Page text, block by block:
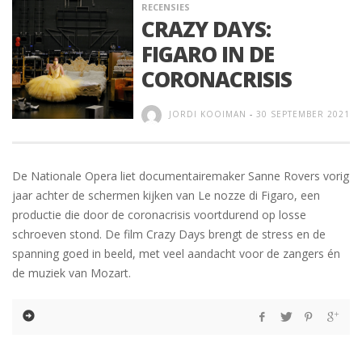
RECENSIES
CRAZY DAYS:
FIGARO IN DE
CORONACRISIS
JORDI KOOIMAN - 30 SEPTEMBER 2021
De Nationale Opera liet documentairemaker Sanne Rovers vorig
jaar achter de schermen kijken van Le nozze di Figaro, een
productie die door de coronacrisis voortdurend op losse
schroeven stond. De film Crazy Days brengt de stress en de
spanning goed in beeld, met veel aandacht voor de zangers én
de muziek van Mozart.